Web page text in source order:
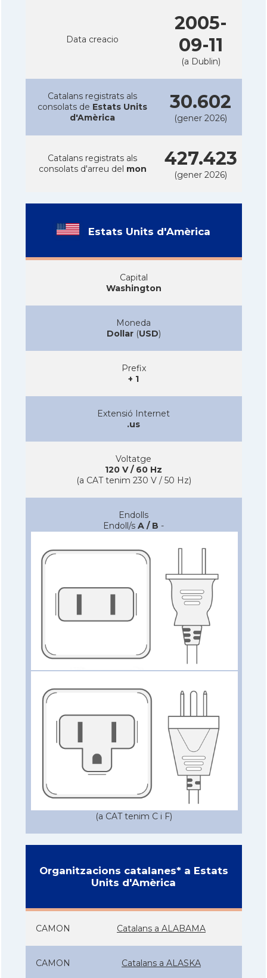
Data creacio
2005-
09-11
(a Dublin)
Catalans registrats als
consolats de Estats Units
d'Amèrica
30.602
(gener 2026)
Catalans registrats als
consolats d'arreu del mon 427.423
(gener 2026)
Estats Units d'Amèrica
Capital
Washington
Moneda
Dollar(USD)
Prefix
+ 1
Extensió Internet
.us
Voltatge
120 V / 60 Hz
(a CAT tenim 230 V / 50 Hz)
Endolls
Endoll/s A / B -
(a CAT tenim C i F)
Organitzacions catalanes* a Estats
Units d'Amèrica
CAMON Catalans a ALABAMA
CAMON Catalans a ALASKA